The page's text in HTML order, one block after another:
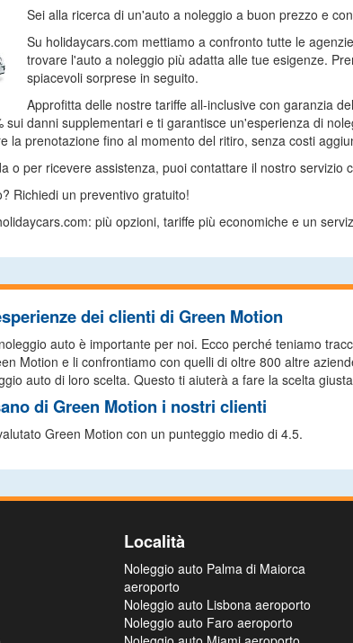
Sei alla ricerca di un'auto a noleggio a buon prezzo e
Su holidaycars.com mettiamo a confronto tutte le
trovare l'auto a noleggio più adatta alle tue esigenze.
spiacevoli sorprese in seguito.
Approfitta delle nostre tariffe all-inclusive con garanzia
sui danni supplementari e ti garantisce un'esperienza di
la prenotazione fino al momento del ritiro, senza costi
o per ricevere assistenza, puoi contattare il nostro
Richiedi un preventivo gratuito!
più opzioni, tariffe più economiche e un
dei clienti di Green Motion
auto è importante per noi. Ecco perché teniamo
Motion e li confrontiamo con quelli di oltre 800 altre
auto di loro scelta. Questo ti aiuterà a fare la scelta
di Green Motion i nostri clienti
Green Motion con un punteggio medio di 4.5.
Località
Noleggio auto Palma di Maiorca
aeroporto
Noleggio auto Lisbona aeroporto
Noleggio auto Faro aeroporto